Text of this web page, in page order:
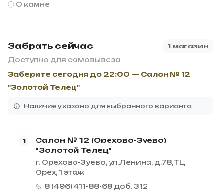
О камне
Забрать сейчас
1 магазин
Доступно для самовывоза
Заберите сегодня до 22:00 — Салон № 12
"Золотой Телец"
Наличие указано для выбранного варианта
1
Салон № 12 (Орехово-Зуево)
"Золотой Телец"
г. Орехово-Зуево, ул.Ленина, д.78,ТЦ
Орех, 1 этаж
8 (496) 411-88-68 доб. 312